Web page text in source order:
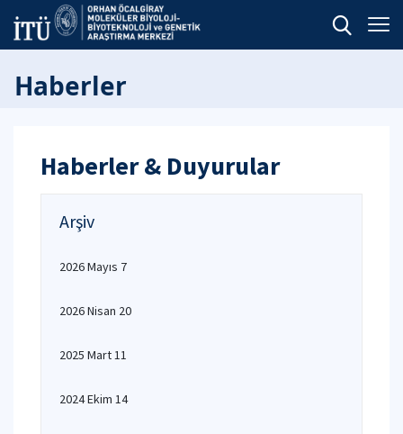
Haberler
Haberler & Duyurular
Arşiv
2026 Mayıs 7
2026 Nisan 20
2025 Mart 11
2024 Ekim 14